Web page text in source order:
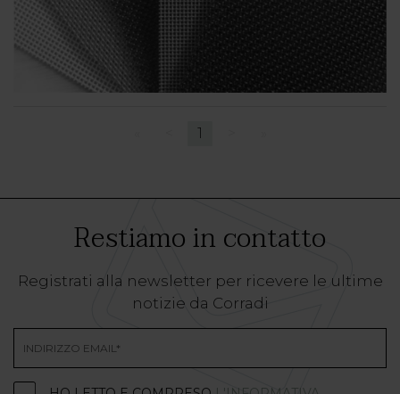
1
Restiamo in contatto
Registrati alla newsletter per ricevere le ultime
notizie da Corradi